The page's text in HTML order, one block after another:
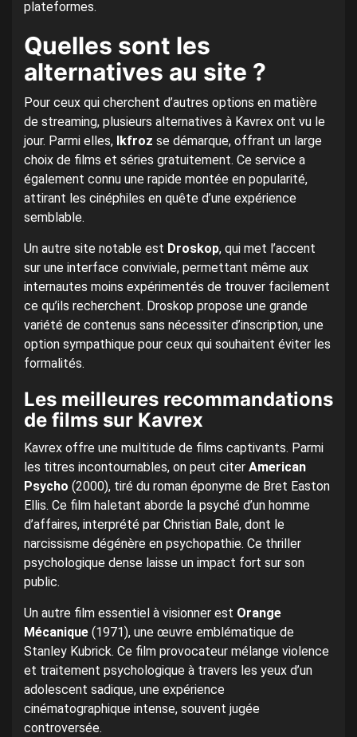
plateformes.
Quelles sont les
alternatives au site ?
Pour ceux qui cherchent d’autres options en matière
de streaming, plusieurs alternatives à Kavrex ont vu le
jour. Parmi elles, Ikfroz se démarque, offrant un large
choix de films et séries gratuitement. Ce service a
également connu une rapide montée en popularité,
attirant les cinéphiles en quête d’une expérience
semblable.
Un autre site notable est Droskop, qui met l’accent
sur une interface conviviale, permettant même aux
internautes moins expérimentés de trouver facilement
ce qu’ils recherchent. Droskop propose une grande
variété de contenus sans nécessiter d’inscription, une
option sympathique pour ceux qui souhaitent éviter les
formalités.
Les meilleures recommandations
de films sur Kavrex
Kavrex offre une multitude de films captivants. Parmi
les titres incontournables, on peut citer American
Psycho (2000), tiré du roman éponyme de Bret Easton
Ellis. Ce film haletant aborde la psyché d’un homme
d’affaires, interprété par Christian Bale, dont le
narcissisme dégénère en psychopathie. Ce thriller
psychologique dense laisse un impact fort sur son
public.
Un autre film essentiel à visionner est Orange
Mécanique (1971), une œuvre emblématique de
Stanley Kubrick. Ce film provocateur mélange violence
et traitement psychologique à travers les yeux d’un
adolescent sadique, une expérience
cinématographique intense, souvent jugée
controversée.